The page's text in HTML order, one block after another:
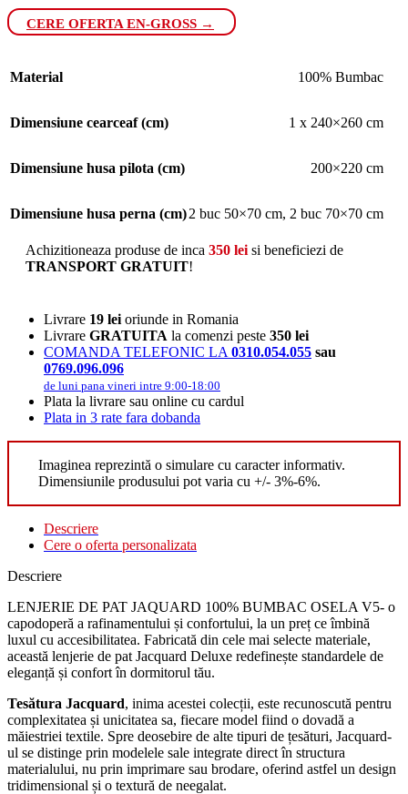
CERE OFERTA EN-GROSS →
Material 100% Bumbac
Dimensiune cearceaf (cm) 1 x 240×260 cm
Dimensiune husa pilota (cm) 200×220 cm
Dimensiune husa perna (cm)2 buc 50×70 cm, 2 buc 70×70 cm
Achizitioneaza produse de inca 350 lei si beneficiezi de
TRANSPORT GRATUIT!
Livrare 19 lei oriunde in Romania
Livrare GRATUITA la comenzi peste 350 lei
COMANDA TELEFONIC LA 0310.054.055 sau
0769.096.096
de luni pana vineri intre 9:00-18:00
Plata la livrare sau online cu cardul
Plata in 3 rate fara dobanda
Imaginea reprezintă o simulare cu caracter informativ.
Dimensiunile produsului pot varia cu +/- 3%-6%.
Descriere
Cere o oferta personalizata
Descriere
LENJERIE DE PAT JAQUARD 100% BUMBAC OSELA V5- o
capodoperă a rafinamentului și confortului, la un preț ce îmbină
luxul cu accesibilitatea. Fabricată din cele mai selecte materiale,
această lenjerie de pat Jacquard Deluxe redefinește standardele de
eleganță și confort în dormitorul tău.
Tesătura Jacquard, inima acestei colecții, este recunoscută pentru
complexitatea și unicitatea sa, fiecare model fiind o dovadă a
măiestriei textile. Spre deosebire de alte tipuri de țesături, Jacquard-
ul se distinge prin modelele sale integrate direct în structura
materialului, nu prin imprimare sau brodare, oferind astfel un design
tridimensional și o textură de neegalat.